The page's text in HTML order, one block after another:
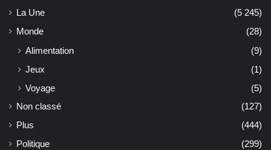
La Une
(5 245)
Monde
(28)
Alimentation
(9)
Jeux
(1)
Voyage
(5)
Non classé
(127)
Plus
(444)
Politique
(299)